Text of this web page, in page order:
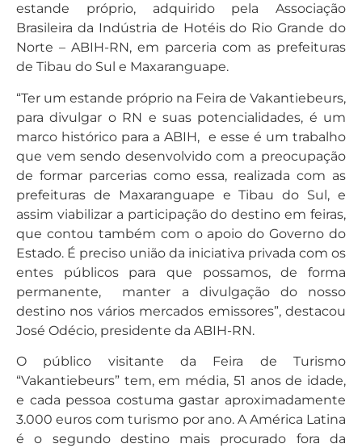
estande próprio, adquirido pela Associação
Brasileira da Indústria de Hotéis do Rio Grande do
Norte – ABIH-RN, em parceria com as prefeituras
de Tibau do Sul e Maxaranguape.
“Ter um estande próprio na Feira de Vakantiebeurs,
para divulgar o RN e suas potencialidades, é um
marco histórico para a ABIH, e esse é um trabalho
que vem sendo desenvolvido com a preocupação
de formar parcerias como essa, realizada com as
prefeituras de Maxaranguape e Tibau do Sul, e
assim viabilizar a participação do destino em feiras,
que contou também com o apoio do Governo do
Estado. É preciso união da iniciativa privada com os
entes públicos para que possamos, de forma
permanente, manter a divulgação do nosso
destino nos vários mercados emissores”, destacou
José Odécio, presidente da ABIH-RN.
O público visitante da Feira de Turismo
“Vakantiebeurs” tem, em média, 51 anos de idade,
e cada pessoa costuma gastar aproximadamente
3.000 euros com turismo por ano. A América Latina
é o segundo destino mais procurado fora da